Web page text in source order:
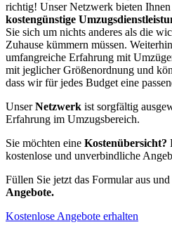
richtig! Unser Netzwerk bieten Ihnen
kostengünstige
Sie sich um nichts anderes als die
Zuhause kümmern müssen.
umfangreiche Erfahrung mit
mit jeglicher Größenordnung und
dass wir für jedes Budget eine
UnserNetzwerk ist sorgfältig
Erfahrung im Umzugsbereich.
Sie möchten eine Kostenübersicht?
kostenlose und unverbindliche
Füllen Sie jetzt das Formular aus
Angebote.
Kostenlose Angebote erhalten